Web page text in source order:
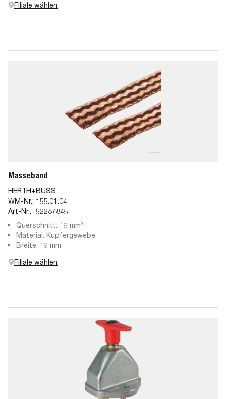
Filiale wählen
Masseband
HERTH+BUSS
WM-Nr.: 155.01.04
Art-Nr.: 52287845
Querschnitt: 16 mm²
Material: Kupfergewebe
Breite: 19 mm
Filiale wählen